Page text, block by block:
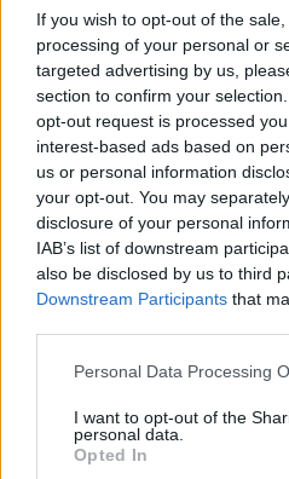
If you wish to opt-out of the
processing of your personal or
targeted advertising by us,
section to confirm your
opt-out request is processed
interest-based ads based on
us or personal information
your opt-out. You may
disclosure of your personal
IAB’s list of downstream
also be disclosed by us to third
Downstream Participants that
Please note that this website/
not limited to your visit or usage
grant or deny consent to
use your data for below
Personal Data Processing
I want to opt-out of the
personal data.
Opted In
El Mallorca completó el
del verano, Cyle Larin. El
Palma tras pagar el club
más variables al Real
Larin llegó el curso pasado a
y tuvo un impacto inmediato en
goles y 3 asistencias en 19
promedió 6,89 y sumó 105
¿Recomendable?
números en Valladolid es un
bien con los de Javier Aguirre y